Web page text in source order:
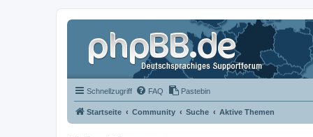
Schnellzugriff FAQ Pastebin
Startseite Community Suche Aktive Themen